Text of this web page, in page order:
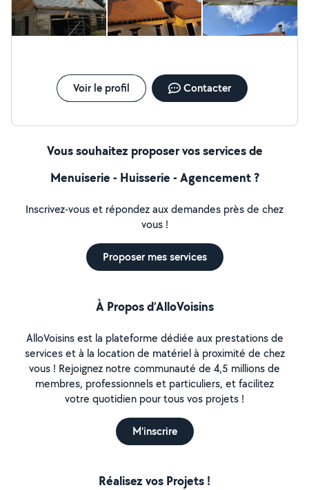
Voir le profil Contacter
Vous souhaitez proposer vos services de
Menuiserie - Huisserie - Agencement ?
Inscrivez-vous et répondez aux demandes près de chez
vous !
Proposer mes services
À Propos d’AlloVoisins
AlloVoisins est la plateforme dédiée aux prestations de
services et à la location de matériel à proximité de chez
vous ! Rejoignez notre communauté de 4,5 millions de
membres, professionnels et particuliers, et facilitez
votre quotidien pour tous vos projets !
M'inscrire
Réalisez vos Projets !